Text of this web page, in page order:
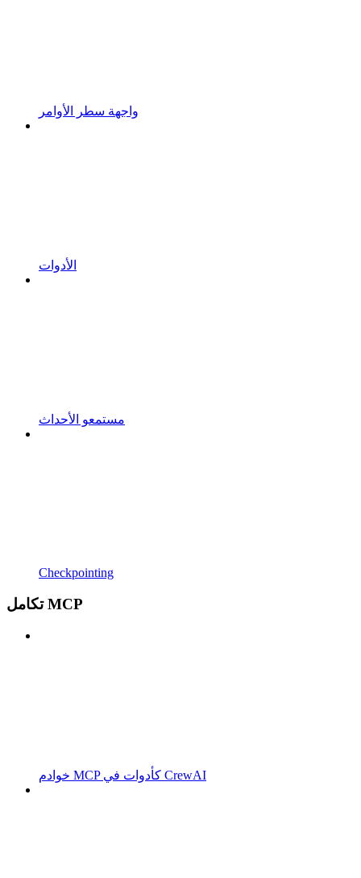
واجهة سطر الأوامر
الأدوات
مستمعو الأحداث
Checkpointing
تكامل MCP
خوادم MCP كأدوات في CrewAI